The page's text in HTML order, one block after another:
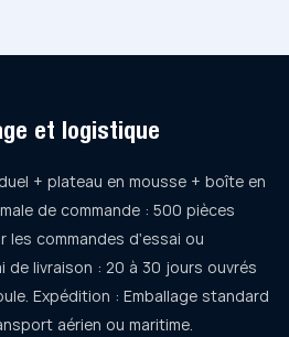
et logistique
+ plateau en mousse + boîte en
de commande : 500 pièces
les commandes d'essai ou
de livraison : 20 à 30 jours ouvrés
Expédition : Emballage standard
aérien ou maritime.